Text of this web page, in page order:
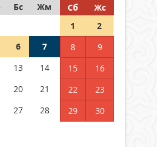
ж. 122
Қазақстан
дауыс бере
Бс Жм Сб
Жс
1
2
6 7 8
9
13 14 15
16
20 21 22
23
27 28 29
30